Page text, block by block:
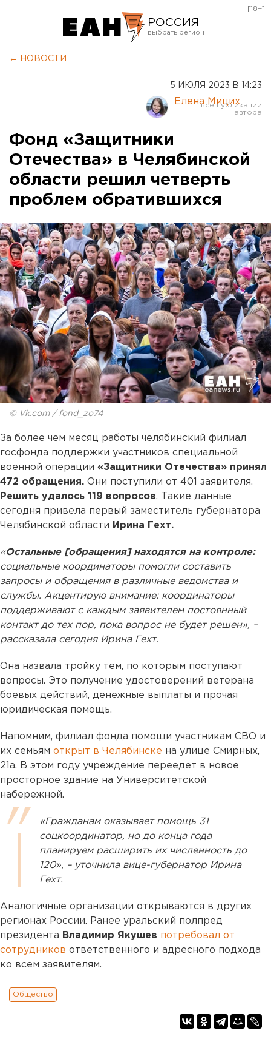
РОССИЯ
Курган
Оренбург
[18+]
← НОВОСТИ
5 ИЮЛЯ 2023 В 14:23
Елена Мицих
Фонд «Защитники
Отечества» в Челябинской
области решил четверть
проблем обратившихся
© Vk.com / fond_zo74
За более чем месяц работы челябинский филиал
госфонда поддержки участников специальной
военной операции «Защитники Отечества» принял
472 обращения. Они поступили от 401 заявителя.
Решить удалось 119 вопросов. Такие данные
сегодня привела первый заместитель губернатора
Челябинской области Ирина Гехт.
«Остальные [обращения] находятся на контроле:
социальные координаторы помогли составить
запросы и обращения в различные ведомства и
службы. Акцентирую внимание: координаторы
поддерживают с каждым заявителем постоянный
контакт до тех пор, пока вопрос не будет решен», –
рассказала сегодня Ирина Гехт.
Она назвала тройку тем, по которым поступают
вопросы. Это получение удостоверений ветерана
боевых действий, денежные выплаты и прочая
юридическая помощь.
Напомним, филиал фонда помощи участникам СВО и
их семьям открыт в Челябинске на улице Смирных,
21а. В этом году учреждение переедет в новое
просторное здание на Университетской
набережной.
«Гражданам оказывает помощь 31
соцкоординатор, но до конца года
планируем расширить их численность до
120», – уточнила вице-губернатор Ирина
Гехт.
Аналогичные организации открываются в других
регионах России. Ранее уральский полпред
президента Владимир Якушев потребовал от
сотрудников ответственного и адресного подхода
ко всем заявителям.
Общество